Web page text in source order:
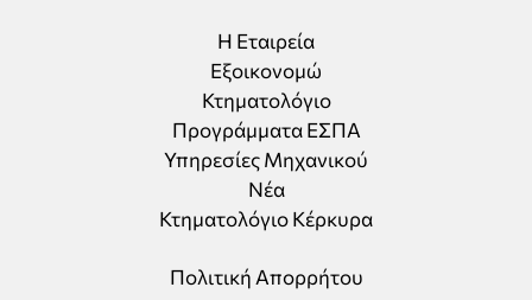
Η Εταιρεία
Εξοικονομώ
Κτηματολόγιο
Προγράμματα ΕΣΠΑ
Υπηρεσίες Μηχανικού
Νέα
Κτηματολόγιο Κέρκυρα
Πολιτική Απορρήτου